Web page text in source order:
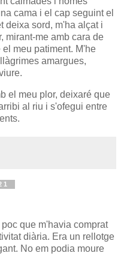
cama i el cap seguint el
deixa sord, m'ha alçat i
mirant-me amb cara de
meu patiment. M'he
amargues,
el meu plor, deixaré que
al riu i s'ofegui entre
que m'havia comprat
diària. Era un rellotge
No em podia moure